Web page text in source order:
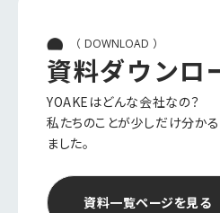
（ DOWNLOAD ）
資料ダウンロ
YOAKEはどんな会社なの？
私たちのことが少しだけ分か
ました。
資料一覧ページを見る